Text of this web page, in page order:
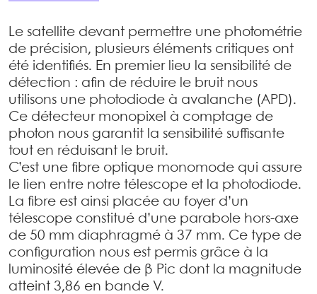
Le satellite devant permettre une photométrie
de précision, plusieurs éléments critiques ont
été identifiés. En premier lieu la sensibilité de
détection : afin de réduire le bruit nous
utilisons une photodiode à avalanche (APD).
Ce détecteur monopixel à comptage de
photon nous garantit la sensibilité suffisante
tout en réduisant le bruit.
C’est une fibre optique monomode qui assure
le lien entre notre télescope et la photodiode.
La fibre est ainsi placée au foyer d’un
télescope constitué d’une parabole hors-axe
de 50 mm diaphragmé à 37 mm. Ce type de
configuration nous est permis grâce à la
luminosité élevée de β Pic dont la magnitude
atteint 3,86 en bande V.